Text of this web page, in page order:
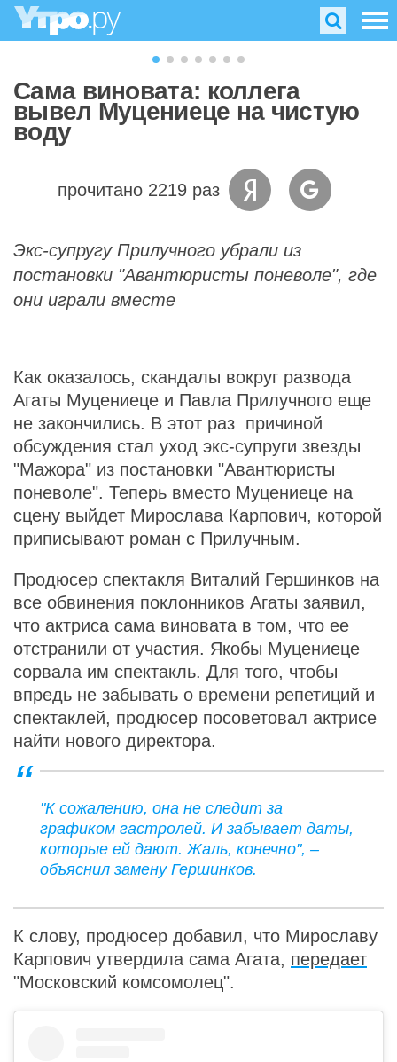
Сама виновата: коллега
вывел Муцениеце на чистую
воду
прочитано 2219 раз
Экс-супругу Прилучного убрали из
постановки "Авантюристы поневоле", где
они играли вместе
Как оказалось, скандалы вокруг развода
Агаты Муцениеце и Павла Прилучного еще
не закончились. В этот раз причиной
обсуждения стал уход экс-супруги звезды
"Мажора" из постановки "Авантюристы
поневоле". Теперь вместо Муцениеце на
сцену выйдет Мирослава Карпович, которой
приписывают роман с Прилучным.
Продюсер спектакля Виталий Гершинков на
все обвинения поклонников Агаты заявил,
что актриса сама виновата в том, что ее
отстранили от участия. Якобы Муцениеце
сорвала им спектакль. Для того, чтобы
впредь не забывать о времени репетиций и
спектаклей, продюсер посоветовал актрисе
найти нового директора.
"К сожалению, она не следит за
графиком гастролей. И забывает даты,
которые ей дают. Жаль, конечно", –
объяснил замену Гершинков.
К слову, продюсер добавил, что Мирославу
Карпович утвердила сама Агата, передает
"Московский комсомолец".